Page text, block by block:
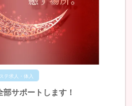
テ求人・体入
サポートします！